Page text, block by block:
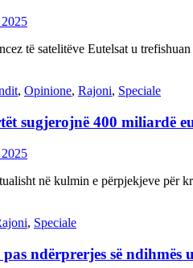
të satelitëve Eutelsat u
, Opinione, Rajoni, Speciale
sugjerojnë 400 miliardë
në kulmin e përpjekjeve
, Speciale
ndërprerjes së